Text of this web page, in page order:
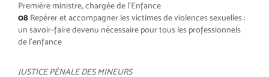
Première ministre, chargée de l’Enfance
08 Repérer et accompagner les victimes de violences sexuelles :
un savoir-faire devenu nécessaire pour tous les professionnels
de l’enfance
JUSTICE PÉNALE DES MINEURS